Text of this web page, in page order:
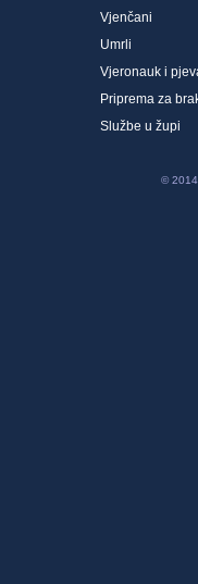
Vjenčani
Umrli
Vjeronauk i
Priprema za
Službe u župi
© 2014